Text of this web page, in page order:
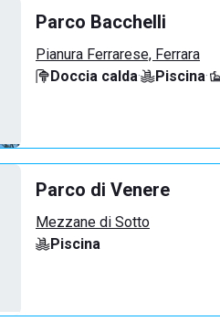
Parco Bacchelli
Pianura Ferrarese, Ferrara
Doccia calda· Piscina·
Parco di Venere
Mezzane di Sotto
Piscina